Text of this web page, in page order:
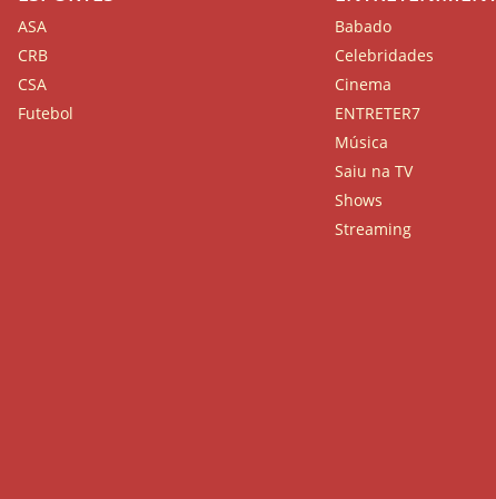
ASA
CRB
CSA
Futebol
Babado
Celebridades
Cinema
ENTRETER7
Música
Saiu na TV
Shows
Streaming